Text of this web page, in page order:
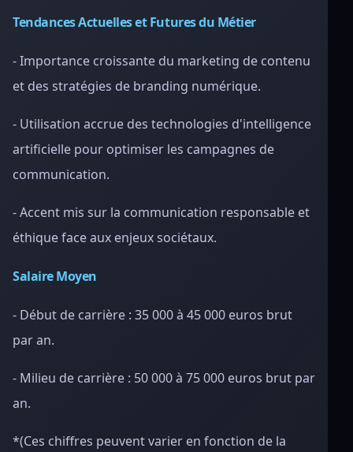
Tendances Actuelles et Futures du Métier
- Importance croissante du marketing de contenu
et des stratégies de branding numérique.
- Utilisation accrue des technologies d'intelligence
artificielle pour optimiser les campagnes de
communication.
- Accent mis sur la communication responsable et
éthique face aux enjeux sociétaux.
Salaire Moyen
- Début de carrière : 35 000 à 45 000 euros brut
par an.
- Milieu de carrière : 50 000 à 75 000 euros brut par
an.
*(Ces chiffres peuvent varier en fonction de la